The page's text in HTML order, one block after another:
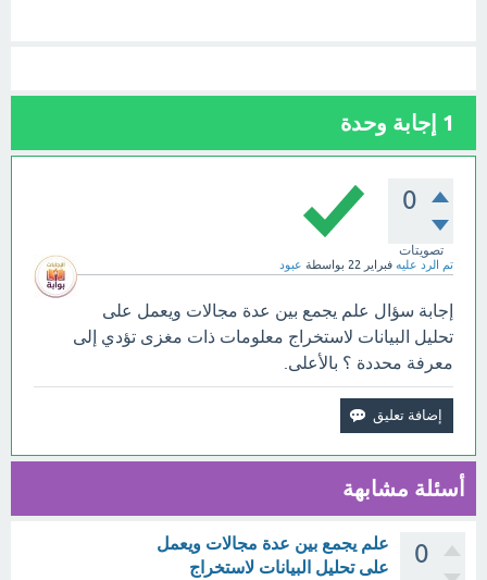
1 إجابة وحدة
0
تصويتات
تم الرد عليه فبراير 22 بواسطة عبود
إجابة سؤال علم يجمع بين عدة مجالات ويعمل على
تحليل البيانات لاستخراج معلومات ذات مغزى تؤدي إلى
معرفة محددة ؟ بالأعلى.
أسئلة مشابهة
0
علم يجمع بين عدة مجالات ويعمل
على تحليل البيانات لاستخراج